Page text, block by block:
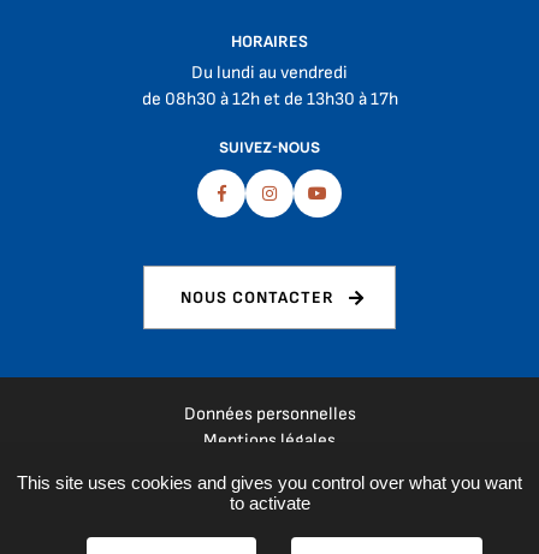
HORAIRES
Du lundi au vendredi
de 08h30 à 12h et de 13h30 à 17h
SUIVEZ-NOUS
FacebookInstagramYoutube
NOUS CONTACTER
Données personnelles
Mentions légales
Espace presse
This site uses cookies and gives you control over what you want
to activate